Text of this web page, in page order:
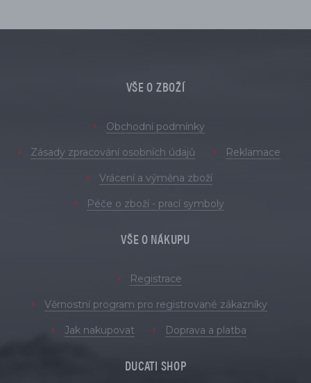
VŠE O ZBOŽÍ
Obchodní podmínky
Zásady zpracování osobních údajů Reklamace
Vrácení a výměna zboží
Péče o zboží - prací symboly
VŠE O NÁKUPU
Registrace
Věrnostní program pro registrované zákazníky
Jak nakupovat Doprava a platba
DUCATI SHOP